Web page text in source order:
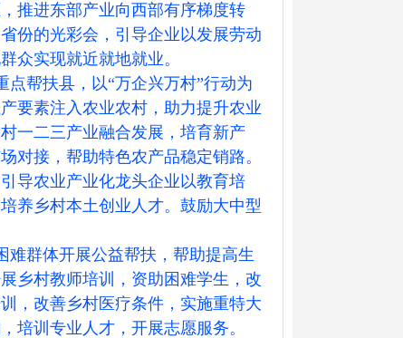
推进东部产业向西部有序梯度转
份的光彩会，引导企业以发展劳动
众实现就近就地就业。
帮扶县，以“万企兴万村”行动为
要素注入农业农村，助力提升农业
一二三产业融合发展，培育新产
对接，帮助特色农产品稳定销路。
导农业产业化龙头企业以教育培
养乡村本土创业人才。鼓励大中型
群体开展公益帮扶，帮助提高生
乡村教师培训，资助困难学生，改
，改善乡村医疗条件，实施重特大
培训专业人才，开展志愿服务。